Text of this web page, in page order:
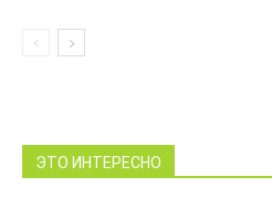
ЭТО ИНТЕРЕСНО